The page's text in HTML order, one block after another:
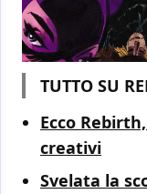
TUTTO SU
Ecco
creativi
Svelata la